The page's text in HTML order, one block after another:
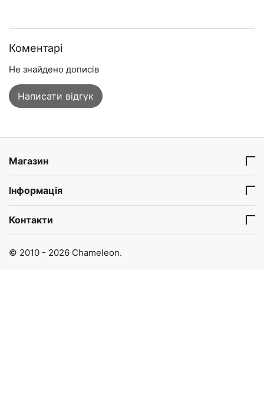
Коментарі
Не знайдено дописів
Написати відгук
Магазин
Інформація
Контакти
© 2010 - 2026 Chameleon.